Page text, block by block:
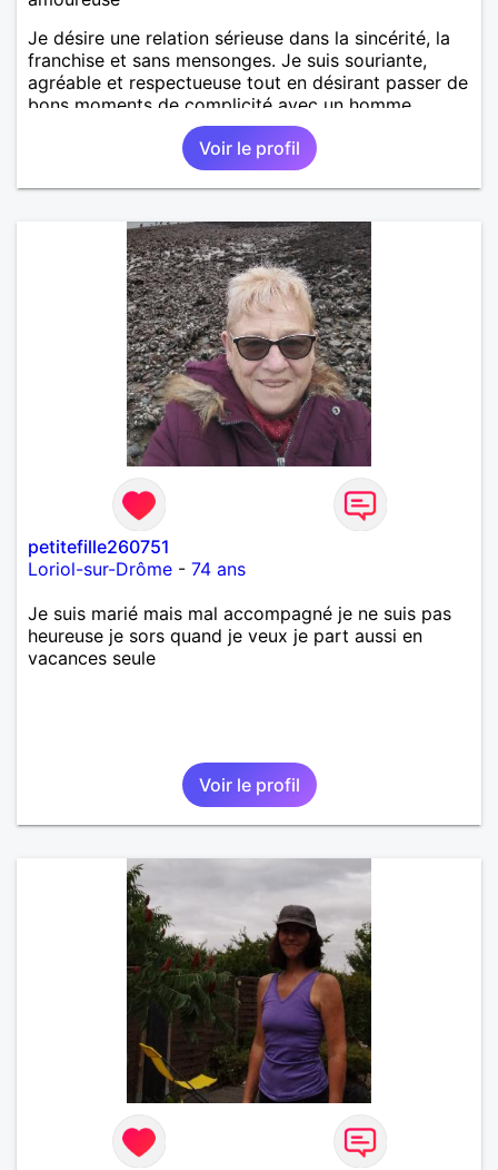
Je désire une relation sérieuse dans la sincérité, la
franchise et sans mensonges. Je suis souriante,
agréable et respectueuse tout en désirant passer de
bons moments de complicité avec un homme
voulant aller dans la même direction que moi.
Voir le profil
petitefille260751
Loriol-sur-Drôme - 74 ans
Je suis marié mais mal accompagné je ne suis pas
heureuse je sors quand je veux je part aussi en
vacances seule
Voir le profil